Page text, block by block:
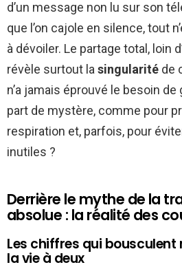
d’un message non lu sur son
que l’on cajole en silence, tout
à dévoiler. Le partage total, loin
révèle surtout la singularité de
n’a jamais éprouvé le besoin
part de mystère, comme pour
respiration et, parfois, pour
inutiles ?
Derrière le mythe de la
absolue : la réalité des
Les chiffres qui
la vie à deux